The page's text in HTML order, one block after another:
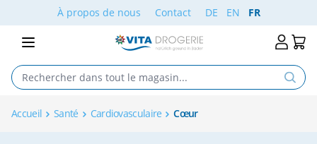
Aller au contenuÀ propos de nous Contact DE EN FR
Accueil Santé Cardiovasculaire Cœur